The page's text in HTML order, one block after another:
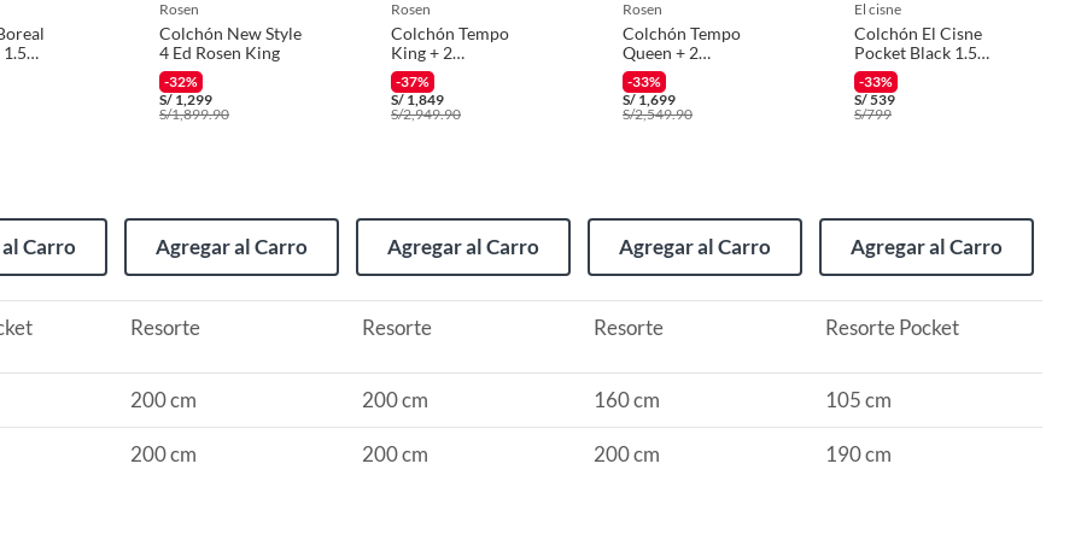
devolución y cambio:
tecnología, línea blanca, colchones, muebles,
1.5
Carro
rosen
Colchón New Style
4 Ed Rosen King
-32%
S/1,299
S/1,899.90
Agregar al Carro
rosen
Colchón Tempo
King + 2
Almohadas
Memory Max
-37%
S/1,849
S/2,949.90
Agregar al Carro
rosen
Colchón Tempo
Queen + 2
Almohadas
Memory Max
-33%
S/1,699
S/2,549.90
Agregar al Carro
el cisne
Colchón El Cisne
Pocket Black 1.5
Plazas + Almohada
-33%
S/539
S/799
Agregar al Carro
Resorte Resorte Resorte Resorte Pocket
200 cm 200 cm 160 cm 105 cm
200 cm 200 cm 200 cm 190 cm